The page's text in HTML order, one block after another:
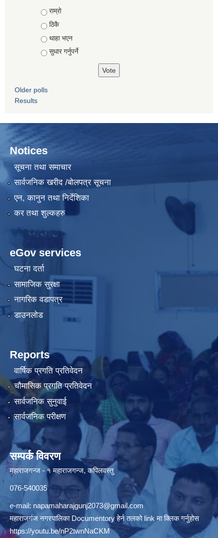
Choices
राम्रो
ठिकै
थाहा भएन
सुधार गर्नुपर्ने
Older polls
Results
Notices
सूचना तथा समाचार
सार्वजनिक खरीद /बोलपत्र सूचना
एन, कानुन तथा निर्देशिका
कर तथा शुल्कहरु
eGov services
घटना दर्ता
सामाजिक सुरक्षा
नागरिक वडापत्र
डाउनलोड
Reports
वार्षिक प्रगति प्रतिवेदन
चौमासिक प्रगति प्रतिवेदन
सार्वजनिक सुनुवाई
सार्वजनिक परीक्षण
सम्पर्क विवरण
महाराजगन्ज - १ महाराजगन्ज, कपिलवस्तु
076-540035
e-mail: napamaharajgunj2073@gmail.com
महाराजगंज नगरपालिका Documentory हेर्न तलको link मा क्लिक गर्नुहोस
https://youtu.be/nP2twnNaCKM